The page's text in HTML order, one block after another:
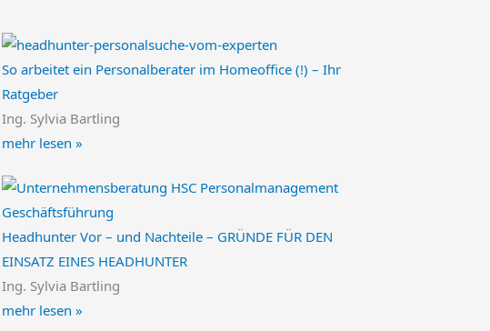
So arbeitet ein Personalberater im Homeoffice (!) – Ihr
Ratgeber
Ing. Sylvia Bartling
mehr lesen »
Headhunter Vor – und Nachteile – GRÜNDE FÜR DEN
EINSATZ EINES HEADHUNTER
Ing. Sylvia Bartling
mehr lesen »